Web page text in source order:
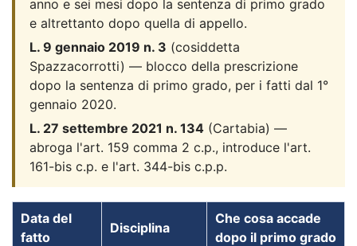
anno e sei mesi dopo la sentenza di primo grado
e altrettanto dopo quella di appello.
L. 9 gennaio 2019 n. 3 (cosiddetta
Spazzacorrotti) — blocco della prescrizione
dopo la sentenza di primo grado, per i fatti dal 1°
gennaio 2020.
L. 27 settembre 2021 n. 134 (Cartabia) —
abroga l'art. 159 comma 2 c.p., introduce l'art.
161-bis c.p. e l'art. 344-bis c.p.p.
Data del
fatto
Disciplina
Che cosa accade
dopo il primo grado